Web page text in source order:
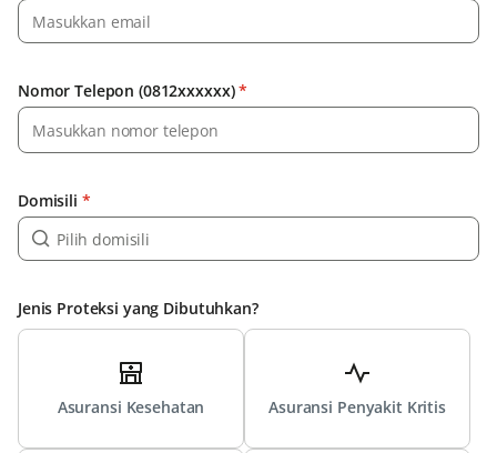
Nomor Telepon (0812xxxxxx)*
Domisili *
Jenis Proteksi yang Dibutuhkan?
Asuransi Kesehatan Asuransi Penyakit Kritis